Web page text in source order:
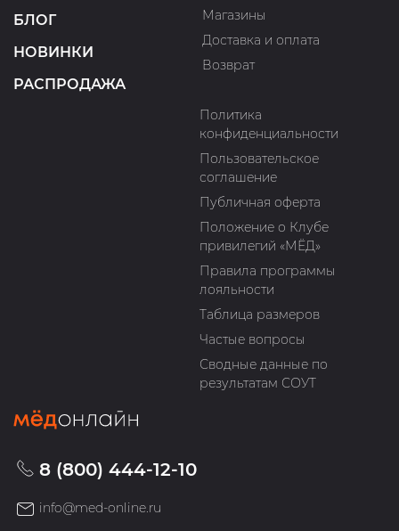
БЛОГ
НОВИНКИ
РАСПРОДАЖА
Магазины
Доставка и оплата
Возврат
Политика
конфиденциальности
Пользовательское
соглашение
Публичная оферта
Положение о Клубе
привилегий «МЁД»
Правила программы
лояльности
Таблица размеров
Частые вопросы
Сводные данные по
результатам СОУТ
8 (800) 444-12-10
info@med-online.ru